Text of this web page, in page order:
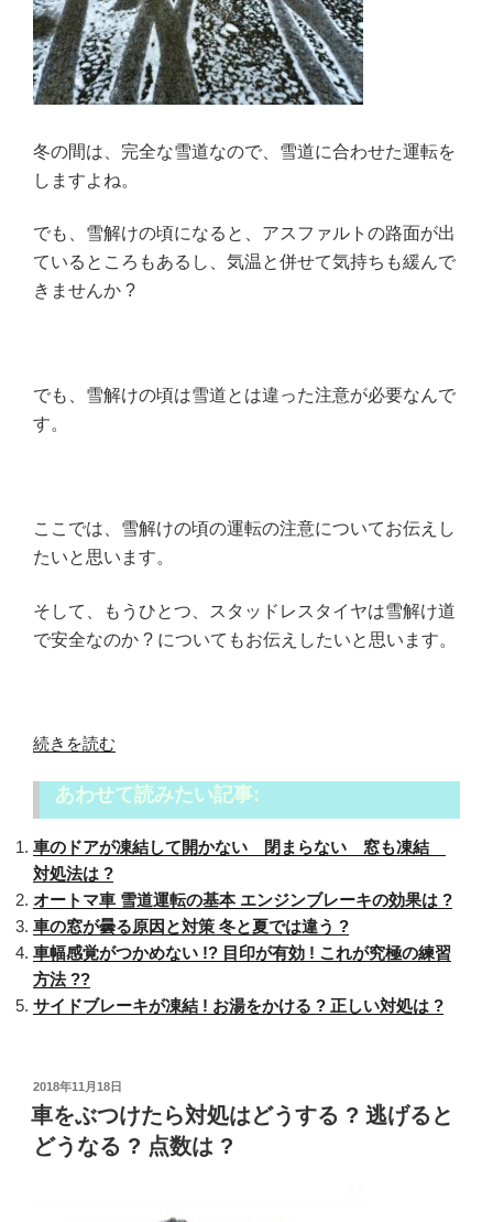
備
え
た
車
対
策
?”
の
冬の間は、完全な雪道なので、雪道に合わせた運転を
しますよね。
でも、雪解けの頃になると、アスファルトの路面が出
ているところもあるし、気温と併せて気持ちも緩んで
きませんか ?
でも、雪解けの頃は雪道とは違った注意が必要なんで
す。
ここでは、雪解けの頃の運転の注意についてお伝えし
たいと思います。
そして、もうひとつ、スタッドレスタイヤは雪解け道
で安全なのか ? についてもお伝えしたいと思います。
“雪
運
転
の
注
意
事
項
は
タ
ッ
ド
続きを読む
あわせて読みたい記事:
車のドアが凍結して開かない 閉まらない 窓も凍結
対処法は ?
オートマ車 雪道運転の基本 エンジンブレーキの効果は ?
車の窓が曇る原因と対策 冬と夏では違う ?
車幅感覚がつかめない !? 目印が有効 ! これが究極の練習
方法 ??
サイドブレーキが凍結 ! お湯をかける ? 正しい対処は ?
投
稿
日:
2018年11月18日
車をぶつけたら対処はどうする ? 逃げると
どうなる ? 点数は ?